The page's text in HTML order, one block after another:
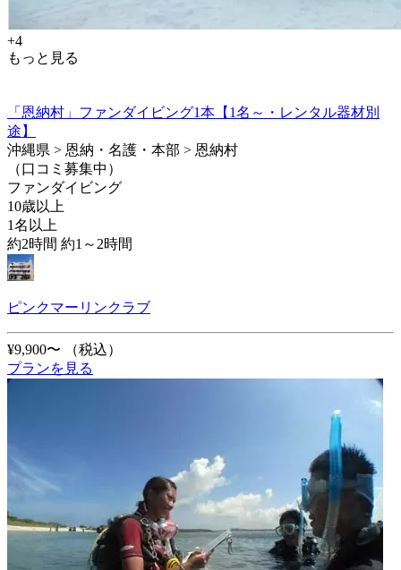
+4
もっと見る
「恩納村」ファンダイビング1本【1名～・レンタル器材別
途】
沖縄県 > 恩納・名護・本部 > 恩納村
（口コミ募集中）
ファンダイビング
10歳以上
1名以上
約2時間 約1～2時間
ピンクマーリンクラブ
¥9,900〜
（税込）
プランを見る